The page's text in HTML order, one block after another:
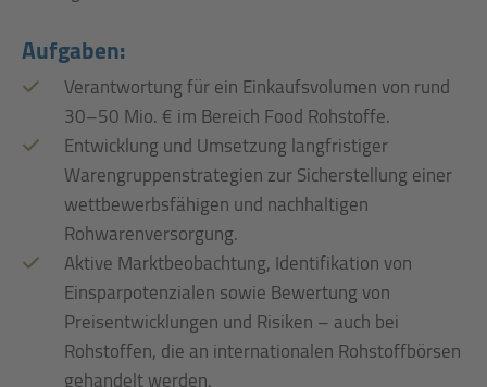
Aufgaben:
Verantwortung für ein Einkaufsvolumen von rund
30–50 Mio. € im Bereich Food Rohstoffe.
Entwicklung und Umsetzung langfristiger
Warengruppenstrategien zur Sicherstellung einer
wettbewerbsfähigen und nachhaltigen
Rohwarenversorgung.
Aktive Marktbeobachtung, Identifikation von
Einsparpotenzialen sowie Bewertung von
Preisentwicklungen und Risiken – auch bei
Rohstoffen, die an internationalen Rohstoffbörsen